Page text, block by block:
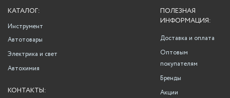
ПОЛЕЗНАЯ
ИНФОРМАЦИЯ:
Доставка и оплата
Оптовым
покупателям
Бренды
Акции
КАТАЛОГ:
Инструмент
Автотовары
Электрика и свет
Автохимия
КОНТАКТЫ: